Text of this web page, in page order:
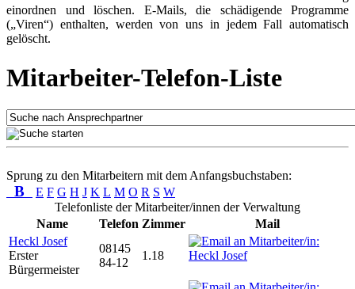
einordnen und löschen. E-Mails, die schädigende Programme
(„Viren“) enthalten, werden von uns in jedem Fall automatisch
gelöscht.
Mitarbeiter-Telefon-Liste
Sprung zu den Mitarbeitern mit dem Anfangsbuchstaben:
B E F G H J K L M O R S W
Telefonliste der Mitarbeiter/innen der Verwaltung
Name
Telefon Zimmer
Mail
Heckl Josef
Erster
Bürgermeister
08145
84-12
1.18